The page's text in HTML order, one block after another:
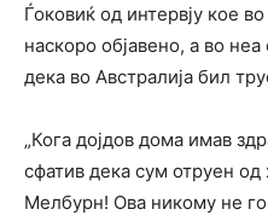
Ѓоковиќ од интервју кое
наскоро објавено, а во
дека во Австралија бил
„Кога дојдов дома имав
сфатив дека сум отруен од
Мелбурн! Ова никому не го